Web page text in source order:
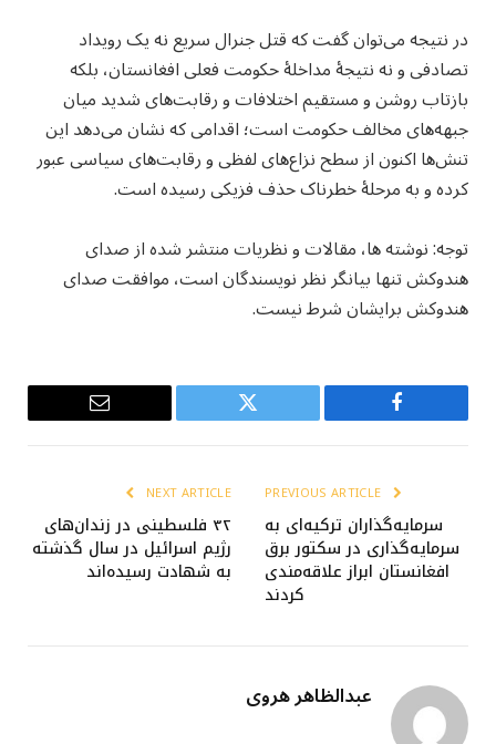
در نتیجه می‌توان گفت که قتل جنرال سریع نه یک رویداد
تصادفی و نه نتیجهٔ مداخلهٔ حکومت فعلی افغانستان، بلکه
بازتاب روشن و مستقیم اختلافات و رقابت‌های شدید میان
جبهه‌های مخالف حکومت است؛ اقدامی که نشان می‌دهد این
تنش‌ها اکنون از سطح نزاع‌های لفظی و رقابت‌های سیاسی عبور
کرده و به مرحلهٔ خطرناک حذف فزیکی رسیده است.
توجه: نوشته ها، مقالات و نظریات منتشر شده از صدای
هندوکش تنها بیانگر نظر نویسندگان است، موافقت صدای
هندوکش برایشان شرط نیست.
Facebook
Twitter
Email
سرمایه‌گذاران ترکیه‌ای به
سرمایه‌گذاری در سکتور برق
افغانستان ابراز علاقه‌مندی
کردند
NEXT ARTICLE
۳۲ فلسطینی در زندان‌های
رژیم اسرائیل در سال گذشته
به شهادت رسیده‌اند
عبدالظاهر هروی